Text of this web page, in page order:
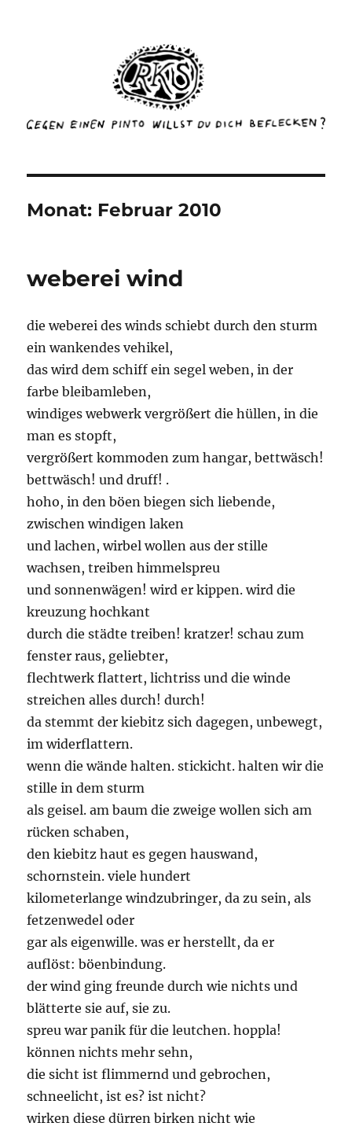
rottenkinckschow
Monat: Februar 2010
weberei wind
die weberei des winds schiebt durch den sturm
ein wankendes vehikel,
das wird dem schiff ein segel weben, in der
farbe bleibamleben,
windiges webwerk vergrößert die hüllen, in die
man es stopft,
vergrößert kommoden zum hangar, bettwäsch!
bettwäsch! und druff! .
hoho, in den böen biegen sich liebende,
zwischen windigen laken
und lachen, wirbel wollen aus der stille
wachsen, treiben himmelspreu
und sonnenwägen! wird er kippen. wird die
kreuzung hochkant
durch die städte treiben! kratzer! schau zum
fenster raus, geliebter,
flechtwerk flattert, lichtriss und die winde
streichen alles durch! durch!
da stemmt der kiebitz sich dagegen, unbewegt,
im widerflattern.
wenn die wände halten. stickicht. halten wir die
stille in dem sturm
als geisel. am baum die zweige wollen sich am
rücken schaben,
den kiebitz haut es gegen hauswand,
schornstein. viele hundert
kilometerlange windzubringer, da zu sein, als
fetzenwedel oder
gar als eigenwille. was er herstellt, da er
auflöst: böenbindung.
der wind ging freunde durch wie nichts und
blätterte sie auf, sie zu.
spreu war panik für die leutchen. hoppla!
können nichts mehr sehn,
die sicht ist flimmernd und gebrochen,
schneelicht, ist es? ist nicht?
wirken diese dürren birken nicht wie